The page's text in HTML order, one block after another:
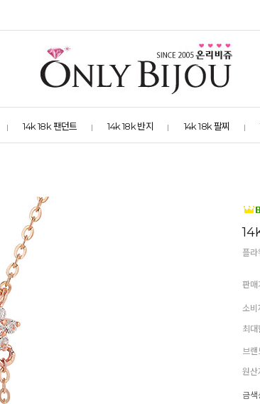
14k 18k 팬던트 14k 18k 반지 14k 18k 팔찌
플
판매
소비
최
브랜
원산
금색